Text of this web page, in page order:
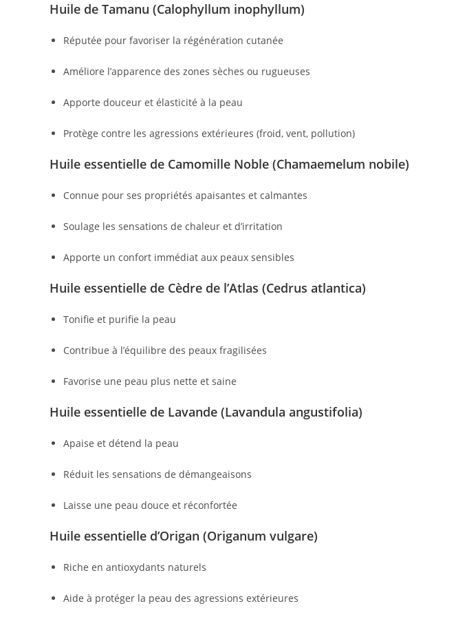
Huile de Tamanu (Calophyllum inophyllum)
Réputée pour favoriser la régénération cutanée
Améliore l’apparence des zones sèches ou rugueuses
Apporte douceur et élasticité à la peau
Protège contre les agressions extérieures (froid, vent, pollution)
Huile essentielle de Camomille Noble (Chamaemelum nobile)
Connue pour ses propriétés apaisantes et calmantes
Soulage les sensations de chaleur et d’irritation
Apporte un confort immédiat aux peaux sensibles
Huile essentielle de Cèdre de l’Atlas (Cedrus atlantica)
Tonifie et purifie la peau
Contribue à l’équilibre des peaux fragilisées
Favorise une peau plus nette et saine
Huile essentielle de Lavande (Lavandula angustifolia)
Apaise et détend la peau
Réduit les sensations de démangeaisons
Laisse une peau douce et réconfortée
Huile essentielle d’Origan (Origanum vulgare)
Riche en antioxydants naturels
Aide à protéger la peau des agressions extérieures